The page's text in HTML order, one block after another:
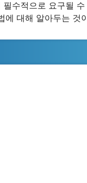
수적으로 요구될
에 대해 알아두는 것